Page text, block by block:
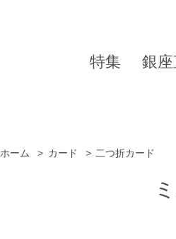
ホーム > カード > 二つ折カード
特集 銀